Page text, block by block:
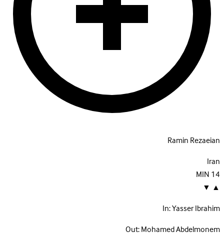
Ramin Rezaeian
Iran
14
MIN
▲
▼
In:Yasser Ibrahim
Out:Mohamed Abdelmonem